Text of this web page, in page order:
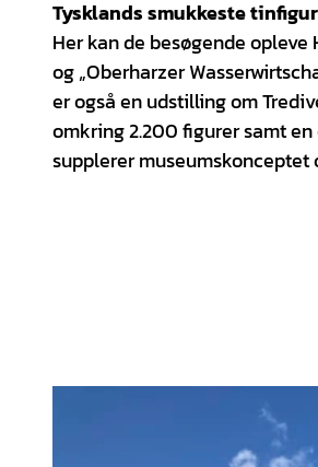
Tysklands smukkeste
Her kan de besøgende
og „Oberharzer
er også en udstilling om
omkring 2.200 figurer samt
supplerer